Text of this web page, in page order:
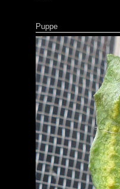
Puppe